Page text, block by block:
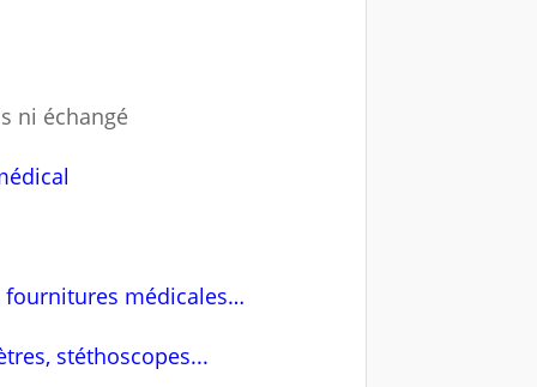
ni échangé
fournitures médicales…
stéthoscopes...